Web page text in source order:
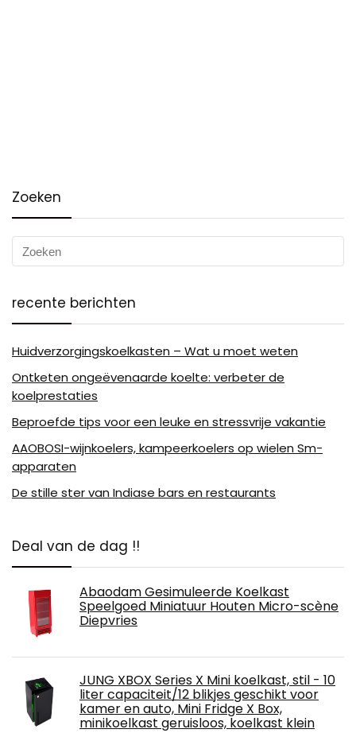
Zoeken
recente berichten
Huidverzorgingskoelkasten – Wat u moet weten
Ontketen ongeëvenaarde koelte: verbeter de
koelprestaties
Beproefde tips voor een leuke en stressvrije vakantie
AAOBOSI-wijnkoelers, kampeerkoelers op wielen Sm-
apparaten
De stille ster van Indiase bars en restaurants
Deal van de dag !!
Abaodam Gesimuleerde Koelkast
Speelgoed Miniatuur Houten Micro-scène
Diepvries
JUNG XBOX Series X Mini koelkast, stil - 10
liter capaciteit/12 blikjes geschikt voor
kamer en auto, Mini Fridge X Box,
minikoelkast geruisloos, koelkast klein